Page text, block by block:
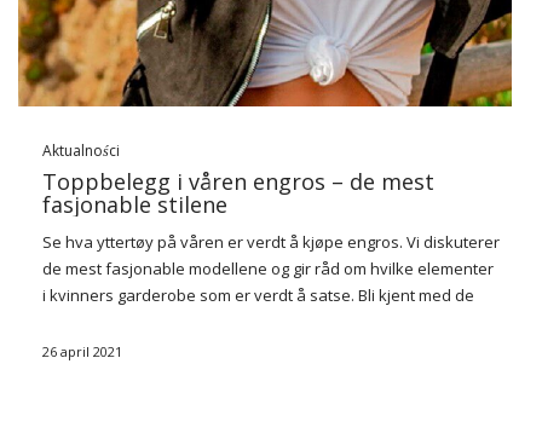
Aktualności
Toppbelegg i våren engros – de mest
fasjonable stilene
Se hva yttertøy på våren er verdt å kjøpe engros. Vi diskuterer
de mest fasjonable modellene og gir råd om hvilke elementer
i kvinners garderobe som er verdt å satse. Bli kjent med de
Ramonesque
26 april 2021